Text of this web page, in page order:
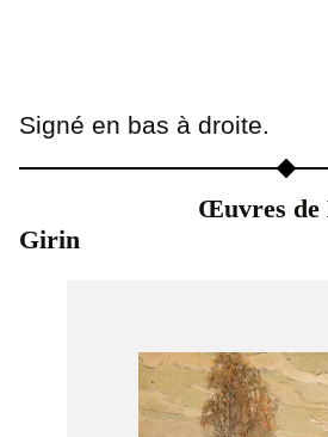
Signé en bas à droite.
Œuvres de
Girin